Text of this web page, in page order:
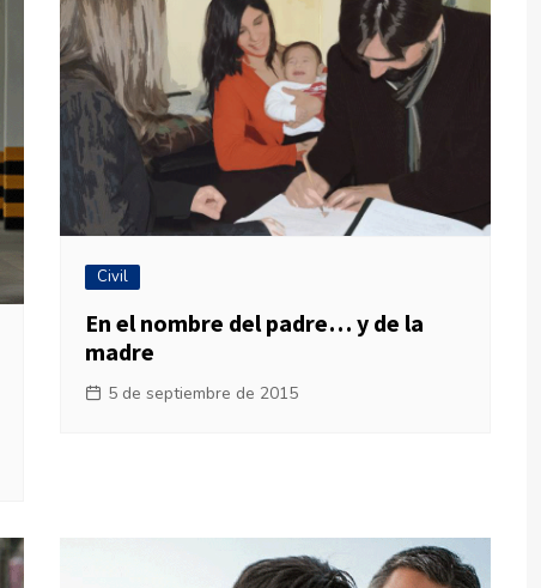
Civil
En el nombre del padre… y de la
madre
5 de septiembre de 2015